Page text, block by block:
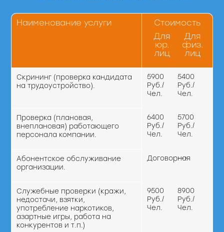
Наименование услуги
Стоимость
Для
юр.
лиц
Для
физ.
лиц
Скрининг (проверка кандидата
на трудоустройство).
5900
Руб./
Чел.
5400
Руб./
Чел.
Проверка (плановая,
внеплановая) работающего
персонала компании.
6400
Руб./
Чел.
5700
Руб./
Чел.
Абонентское обслуживание
организации.
Договорная
---
Служебные проверки (кражи,
недостачи, взятки,
употребление наркотиков,
азартные игры, работа на
конкурентов и т.п.)
9500
Руб./
Чел.
8900
Руб./
Чел.